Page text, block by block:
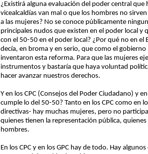
¿Existirá alguna evaluación del poder central
vicealcaldías van mal o que los hombres no
a las mujeres? No se conoce públicamente
principales nudos que existen en el poder local y
con el 50-50 en el poder local? ¿Por qué no en
decía, en broma y en serio, que como el
inventaron esta reforma. Para que las mujeres
instrumentos y bastaría que haya voluntad
hacer avanzar nuestros derechos.
Y en los CPC (Consejos del Poder Ciudadano) y
cumple lo del 50-50? Tanto en los CPC como en
directivas- hay muchas mujeres, pero no
quienes tienen la representación pública,
hombres.
En los CPC y en los GPC hay de todo. Hay